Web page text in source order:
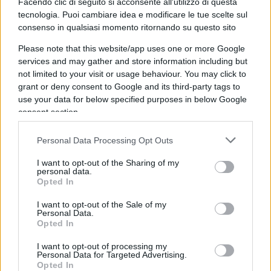
tecnologia. Puoi cambiare idea e modificare le tue scelte sul
consenso in qualsiasi momento ritornando su questo sito
Please note that this website/app uses one or more Google
services and may gather and store information including but
not limited to your visit or usage behaviour. You may click to
grant or deny consent to Google and its third-party tags to
use your data for below specified purposes in below Google
consent section.
Personal Data Processing Opt Outs
I want to opt-out of the Sharing of my
personal data.
Opted In
I want to opt-out of the Sale of my
Personal Data.
Opted In
I want to opt-out of processing my
Personal Data for Targeted Advertising.
Opted In
di cronaca sempre più frequenti per cui la
realizzazione del presepe e della natività non si
Nonostante ciò,non può esserci Natale senza
presepee, nella nostra memoria di bambini, il
Natale significava fare il presepe con i nostri
nonni, così come osservare nelle strade delle
nostre città e dei paesi i presepi viventi,
straordinaria tradizione che si perde nei secoli.
Papa Benedetto XVI afferma che “
espressione della nostra attesa
, che Dio si
avvicina a noi, che Gesù si avvicina a noi, ma è
anche espressione del rendimento di grazie a
colui che ha deciso di condividere la nostra